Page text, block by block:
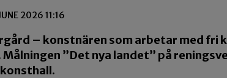
2026 11:16
– konstnären som arbetar med fri
”Det nya landet” på